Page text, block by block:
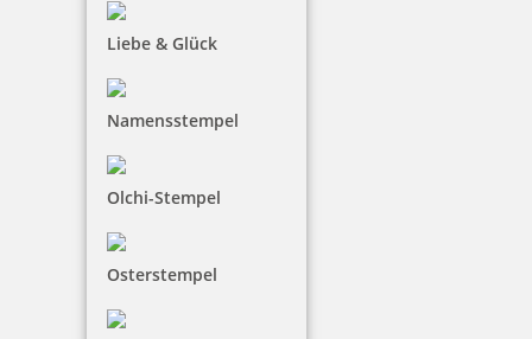
Liebe & Glück
Namensstempel
Olchi-Stempel
Osterstempel